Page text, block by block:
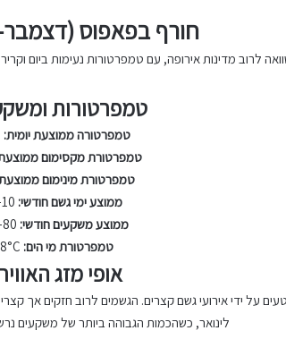
חורף בפאפוס
לרוב מדינות אירופה, עם טמפרטורות נעימות ביום
טמפרטורות
טמפרטורה ממוצעת יומית:
טמפרטורת מקסימום
טמפרטורת מינימום
ממוצע ימי גשם חודשי:
ממוצע משקעים חודשי:
טמפרטורת מי הים:
אופי מזג האוויר
על ידי אירועי גשם קצרים. הגשמים לרוב חזקים אך
לינואר, כשהכמות הגבוהה ביותר של משקעים